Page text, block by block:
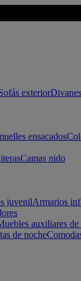
exteriorDivanes
ensacados
Camas nido
juvenilArmarios
auxiliares de
de noche